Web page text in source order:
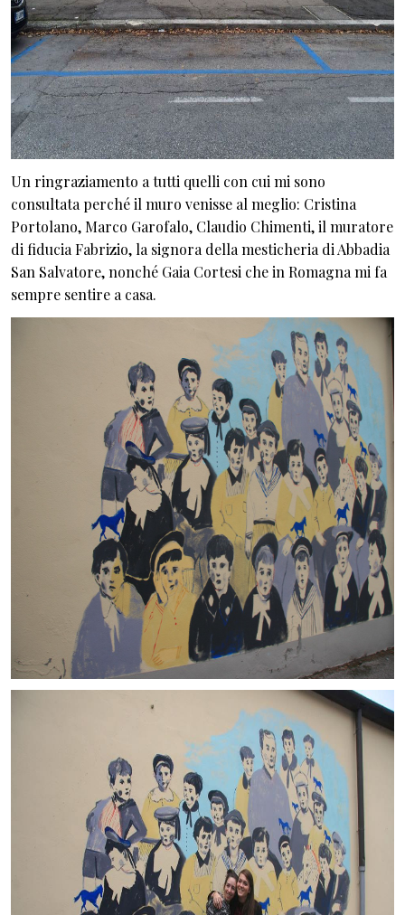
Un ringraziamento a tutti quelli con cui mi sono
consultata perché il muro venisse al meglio: Cristina
Portolano, Marco Garofalo, Claudio Chimenti, il muratore
di fiducia Fabrizio, la signora della mesticheria di Abbadia
San Salvatore, nonché Gaia Cortesi che in Romagna mi fa
sempre sentire a casa.